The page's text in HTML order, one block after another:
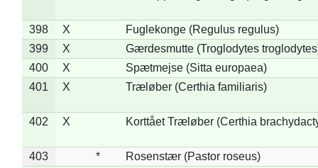
398 X
Fuglekonge (Regulus regulus)
399
X
Gærdesmutte (Troglodytes
400
X
Spætmejse (Sitta europaea)
401
X Træløber (Certhia familiaris)
402 X Korttået Træløber (Certhia
403 *
Rosenstær (Pastor roseus)